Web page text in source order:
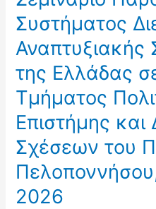
Συστήματος
Αναπτυξιακής
της Ελλάδας
Τμήματος
Επιστήμης και
Σχέσεων του
Πελοποννήσου,
2026